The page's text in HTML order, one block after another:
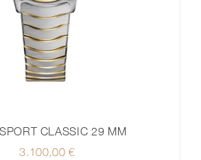
CLASSIC 29 MM
3.100,00€